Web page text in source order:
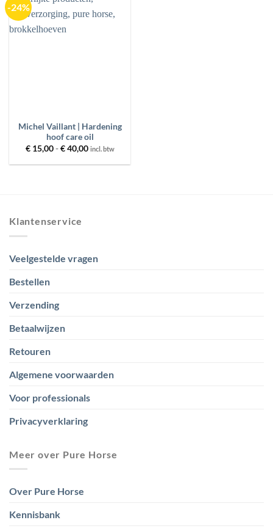
-24%
aan
Michel Vaillant | Hardening
hoof care oil
€15,00 - €40,00Prijsklasse:
tot
incl. btw
Klantenservice
Veelgestelde vragen
Bestellen
Verzending
Betaalwijzen
Retouren
Algemene voorwaarden
Voor professionals
Privacyverklaring
Meer over Pure Horse
Over Pure Horse
Kennisbank